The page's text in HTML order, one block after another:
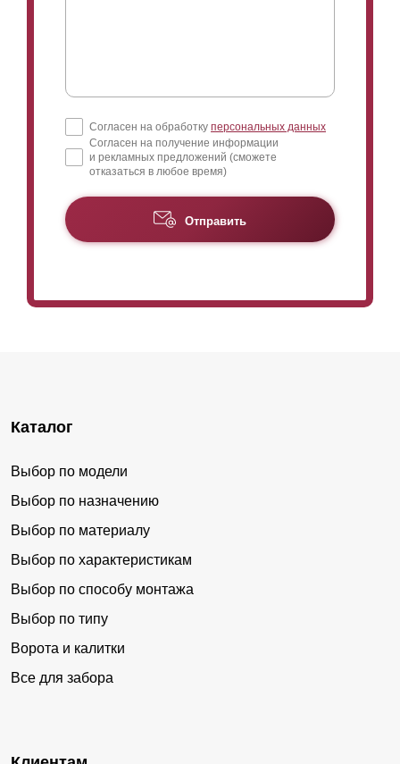
Согласен на обработку персональных данных
Согласен на получение информации
и рекламных предложений (сможете
отказаться в любое время)
Отправить
Каталог
Выбор по модели
Выбор по назначению
Выбор по материалу
Выбор по характеристикам
Выбор по способу монтажа
Выбор по типу
Ворота и калитки
Все для забора